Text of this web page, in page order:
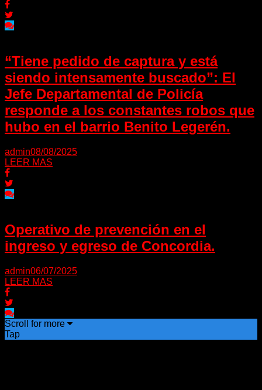
“Tiene pedido de captura y está
siendo intensamente buscado”: El
Jefe Departamental de Policía
responde a los constantes robos que
hubo en el barrio Benito Legerén.
admin08/08/2025
LEER MAS
Operativo de prevención en el
ingreso y egreso de Concordia.
admin06/07/2025
LEER MAS
Scroll for more
Tap